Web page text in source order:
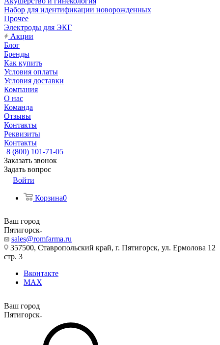
Набор для идентификации новорожденных
Прочее
Электроды для ЭКГ
Акции
Блог
Бренды
Как купить
Условия оплаты
Условия доставки
Компания
О нас
Команда
Отзывы
Контакты
Реквизиты
Контакты
8 (800) 101-71-05
Заказать звонок
Задать вопрос
Войти
Корзина0
Ваш город
Пятигорск
sales@romfarma.ru
357500, Ставропольский край, г. Пятигорск, ул. Ермолова 12
стр. 3
Вконтакте
MAX
Ваш город
Пятигорск